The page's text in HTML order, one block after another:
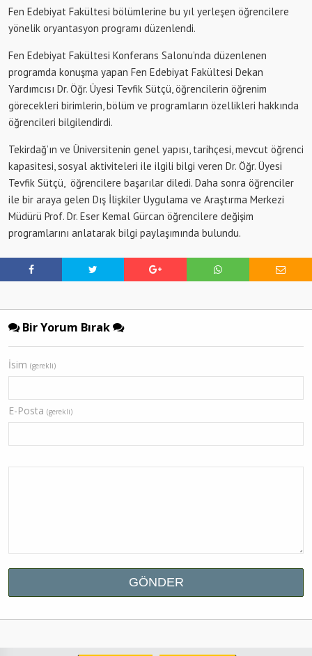
Fen Edebiyat Fakültesi bölümlerine bu yıl yerleşen öğrencilere
yönelik oryantasyon programı düzenlendi.
Fen Edebiyat Fakültesi Konferans Salonu’nda düzenlenen
programda konuşma yapan Fen Edebiyat Fakültesi Dekan
Yardımcısı Dr. Öğr. Üyesi Tevfik Sütçü, öğrencilerin öğrenim
görecekleri birimlerin, bölüm ve programların özellikleri hakkında
öğrencileri bilgilendirdi.
Tekirdağ’ın ve Üniversitenin genel yapısı, tarihçesi, mevcut öğrenci
kapasitesi, sosyal aktiviteleri ile ilgili bilgi veren Dr. Öğr. Üyesi
Tevfik Sütçü, öğrencilere başarılar diledi. Daha sonra öğrenciler
ile bir araya gelen Dış İlişkiler Uygulama ve Araştırma Merkezi
Müdürü Prof. Dr. Eser Kemal Gürcan öğrencilere değişim
programlarını anlatarak bilgi paylaşımında bulundu.
Bir Yorum Bırak
İsim (gerekli)
E-Posta (gerekli)